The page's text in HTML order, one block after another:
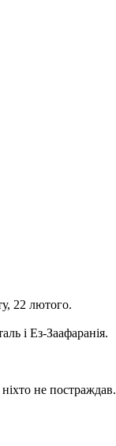
22 лютого.
і Ез-Заафаранія.
не постраждав.